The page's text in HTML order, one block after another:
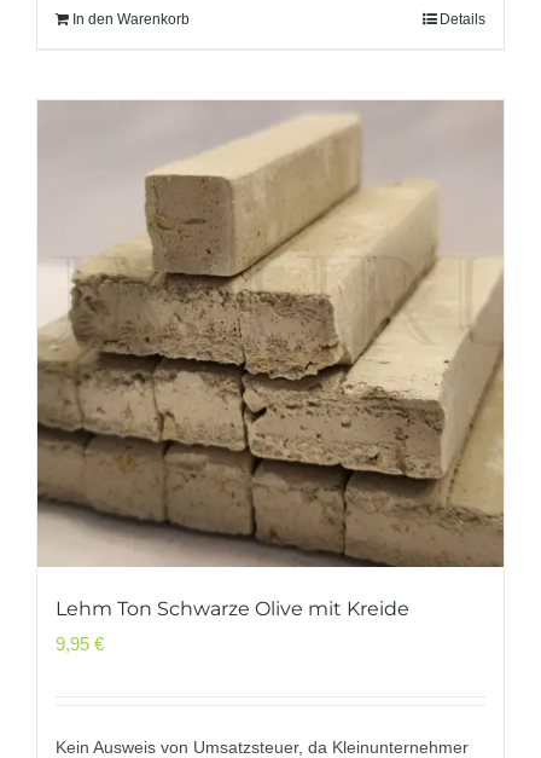
In den Warenkorb Details
Lehm Ton Schwarze Olive mit Kreide
9,95 €
Kein Ausweis von Umsatzsteuer, da Kleinunternehmer